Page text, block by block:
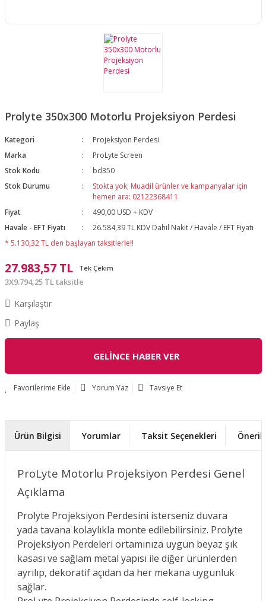
Prolyte 350x300 Motorlu Projeksiyon Perdesi
Kategori
Projeksiyon Perdesi
Marka
ProLyte Screen
Stok Kodu
bd350
Stok Durumu
Stokta yok; Muadil ürünler ve kampanyalar için
hemen ara: 02122368411
Fiyat
490,00 USD + KDV
Havale - EFT Fiyatı
26.584,39 TL KDV Dahil Nakit / Havale / EFT Fiyatı
* 5.130,32 TL den başlayan taksitlerle!!
27.983,57 TL Tek Çekim
3X9.794,25 TL taksitle
Karşılaştır
Paylaş
GELİNCE HABER VER
Yorum Yaz Tavsiye Et
Ürün Bilgisi Yorumlar Taksit Seçenekleri
ProLyte Motorlu Projeksiyon Perdesi Genel
Açıklama
Prolyte Projeksiyon Perdesini isterseniz duvara
yada tavana kolaylıkla monte edilebilirsiniz. Prolyte
Projeksiyon Perdeleri ortamınıza uygun beyaz şık
kasası ve sağlam metal yapısı ile diğer ürünlerden
ayrılıp, dekoratif açıdan da her mekana uygunluk
sağlar.